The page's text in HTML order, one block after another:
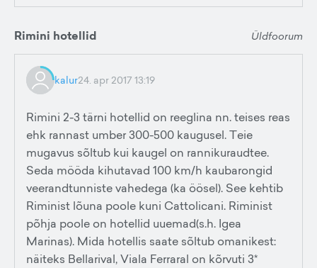
Rimini hotellid Üldfoorum
kalur24. apr 2017 13:19
Rimini 2-3 tärni hotellid on reeglina nn. teises reas
ehk rannast umber 300-500 kaugusel. Teie
mugavus sõltub kui kaugel on rannikuraudtee.
Seda mööda kihutavad 100 km/h kaubarongid
veerandtunniste vahedega (ka öösel). See kehtib
Riminist lõuna poole kuni Cattolicani. Riminist
põhja poole on hotellid uuemad(s.h. Igea
Marinas). Mida hotellis saate sõltub omanikest:
näiteks Bellarival, Viala Ferraral on kõrvuti 3*